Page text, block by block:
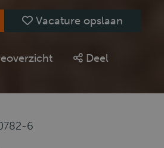
Vacature opslaan
Deel
6